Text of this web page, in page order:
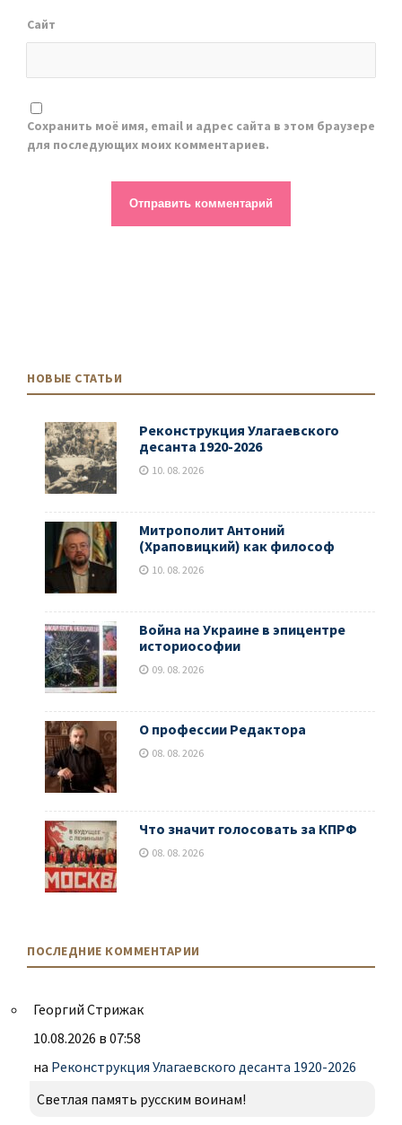
Сайт
Сохранить моё имя, email и адрес сайта в этом браузере
для последующих моих комментариев.
НОВЫЕ СТАТЬИ
Реконструкция Улагаевского
десанта 1920-2026
10. 08. 2026
Митрополит Антоний
(Храповицкий) как философ
10. 08. 2026
Война на Украине в эпицентре
историософии
09. 08. 2026
О профессии Редактора
08. 08. 2026
Что значит голосовать за КПРФ
08. 08. 2026
ПОСЛЕДНИЕ КОММЕНТАРИИ
Георгий Стрижак
10.08.2026 в 07:58
на Реконструкция Улагаевского десанта 1920-2026
Светлая память русским воинам!